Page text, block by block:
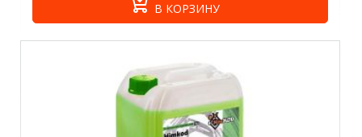
В КОРЗИНУ